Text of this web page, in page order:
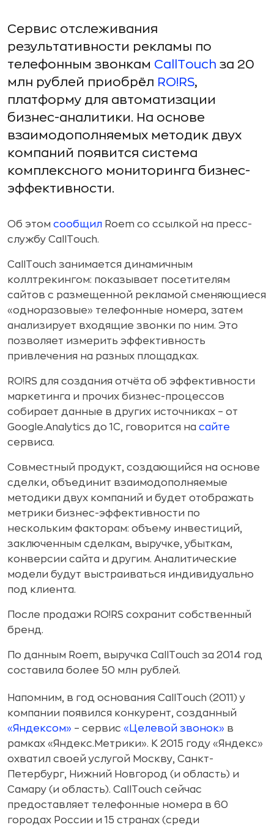
Сервис отслеживания
результативности рекламы по
телефонным звонкам CallTouch за 20
млн рублей приобрёл RO!RS,
платформу для автоматизации
бизнес-аналитики. На основе
взаимодополняемых методик двух
компаний появится система
комплексного мониторинга бизнес-
эффективности.
Об этом сообщил Roem со ссылкой на пресс-
службу CallTouch.
CallTouch занимается динамичным
коллтрекингом: показывает посетителям
сайтов с размещенной рекламой сменяющиеся
«одноразовые» телефонные номера, затем
анализирует входящие звонки по ним. Это
позволяет измерить эффективность
привлечения на разных площадках.
RO!RS для создания отчёта об эффективности
маркетинга и прочих бизнес-процессов
собирает данные в других источниках – от
Google.Analytics до 1С, говорится на сайте
сервиса.
Совместный продукт, создающийся на основе
сделки, объединит взаимодополняемые
методики двух компаний и будет отображать
метрики бизнес-эффективности по
нескольким факторам: объему инвестиций,
заключенным сделкам, выручке, убыткам,
конверсии сайта и другим. Аналитические
модели будут выстраиваться индивидуально
под клиента.
После продажи RO!RS сохранит собственный
бренд.
По данным Roem, выручка CallTouch за 2014 год
составила более 50 млн рублей.
Напомним, в год основания CallTouch (2011) у
компании появился конкурент, созданный
«Яндексом» – сервис «Целевой звонок» в
рамках «Яндекс.Метрики». К 2015 году «Яндекс»
охватил своей услугой Москву, Санкт-
Петербург, Нижний Новгород (и область) и
Самару (и область). CallTouch сейчас
предоставляет телефонные номера в 60
городах России и 15 странах (среди